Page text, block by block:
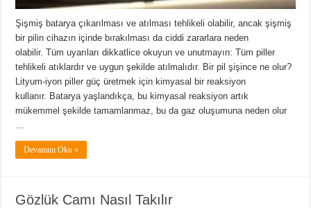
Şişmiş batarya çıkarılması ve atılması tehlikeli olabilir, ancak şişmiş
bir pilin cihazın içinde bırakılması da ciddi zararlara neden
olabilir. Tüm uyarıları dikkatlice okuyun ve unutmayın: Tüm piller
tehlikeli atıklardır ve uygun şekilde atılmalıdır. Bir pil şişince ne olur?
Lityum-iyon piller güç üretmek için kimyasal bir reaksiyon
kullanır. Batarya yaşlandıkça, bu kimyasal reaksiyon artık
mükemmel şekilde tamamlanmaz, bu da gaz oluşumuna neden olur
Devamını Oku »
Gözlük Camı Nasıl Takılır